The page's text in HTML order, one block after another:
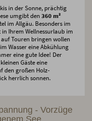
in der Sonne, prächtig
umgibt den 360 m²
im Allgäu. Besonders im
Ihrem Wellnessurlaub im
Touren bringen wollen
Wasser eine Abkühlung
eine gute Idee! Der
Gäste eine
den großen Holz-
herrlich sonnen.
- Vorzüge
See